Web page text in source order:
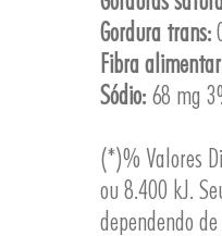
Gordura trans:
Fibra
Sódio: 68 mg
(*)% Valores
ou 8.400 kJ.
dependendo